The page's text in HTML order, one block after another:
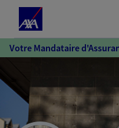
Votre Mandataire